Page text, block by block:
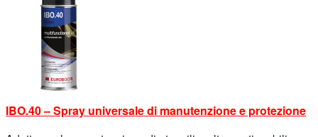
IBO.40 – Spray universale di manutenzione e protezione